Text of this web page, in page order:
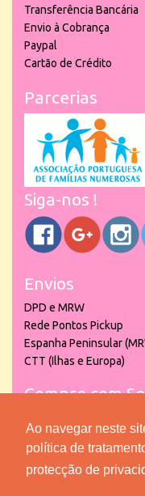
Ao navegar neste
política de
protecção de
Transferência Bancária
Envio à Cobrança
Paypal
Cartão de Crédito
Parcerias
Siga-nos !
Envios
DPD e MRW
Rede Pontos Pickup
Espanha Peninsular
CTT (Ilhas e Europa)
Compre com
powered by puber!a | ©